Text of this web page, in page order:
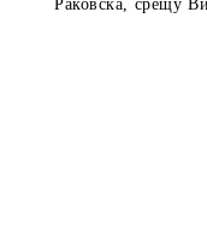
Раковска, срещу